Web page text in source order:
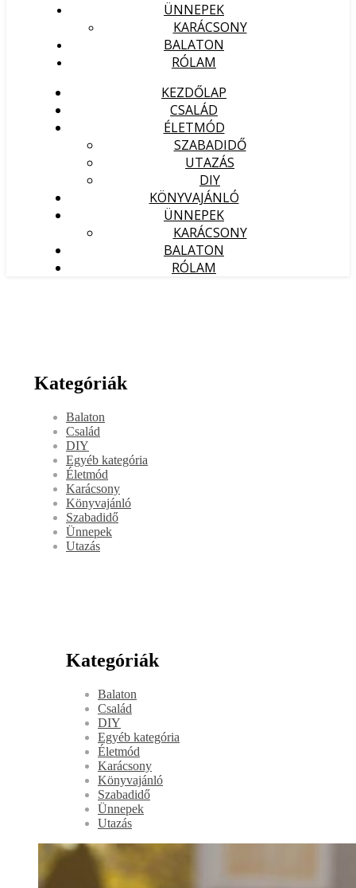
ÜNNEPEK
KARÁCSONY
BALATON
RÓLAM
KEZDŐLAP
CSALÁD
ÉLETMÓD
SZABADIDŐ
UTAZÁS
DIY
KÖNYVAJÁNLÓ
ÜNNEPEK
KARÁCSONY
BALATON
RÓLAM
Kategóriák
Balaton
Család
DIY
Egyéb kategória
Életmód
Karácsony
Könyvajánló
Szabadidő
Ünnepek
Utazás
Kategóriák
Balaton
Család
DIY
Egyéb kategória
Életmód
Karácsony
Könyvajánló
Szabadidő
Ünnepek
Utazás